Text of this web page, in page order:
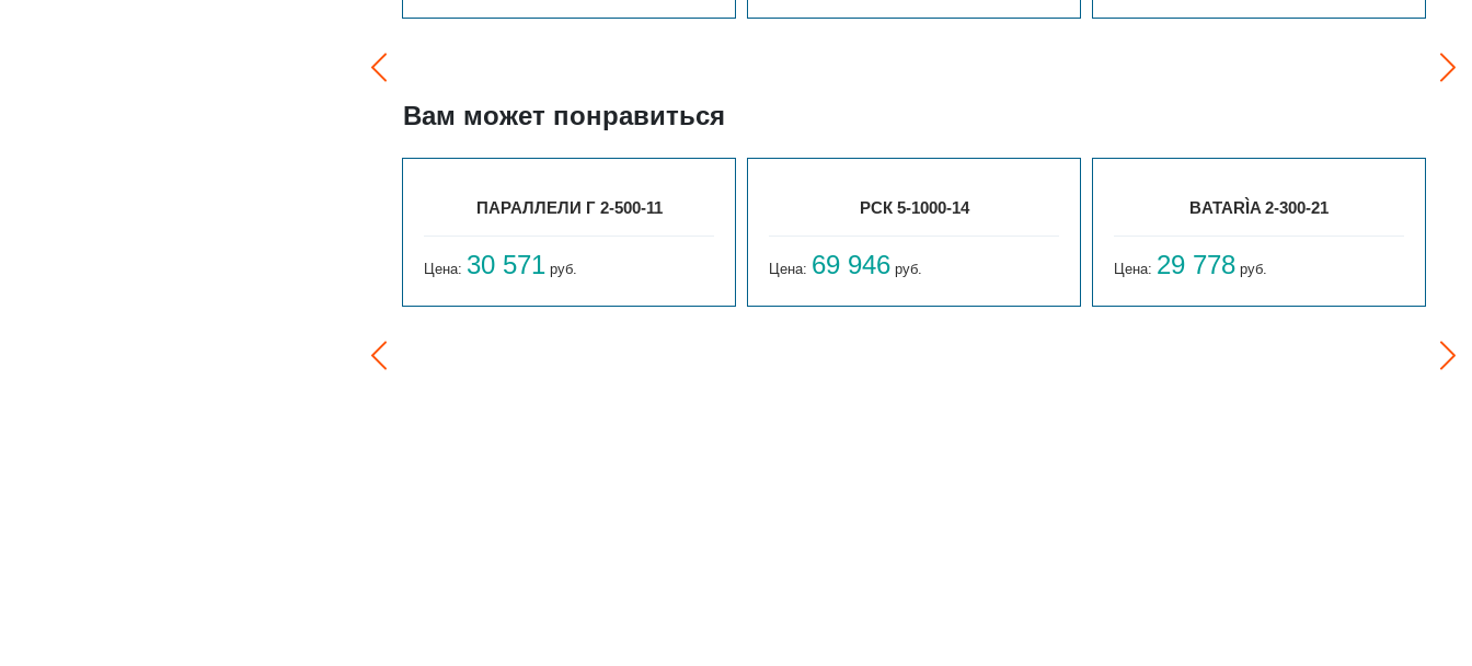
Вам может понравиться
ПАРАЛЛЕЛИ Г 2-500-11
Цена: 30 571 руб.
РСК 5-1000-14
Цена: 69 946 руб.
BATARÌA 2-300-21
Цена: 29 778 руб.